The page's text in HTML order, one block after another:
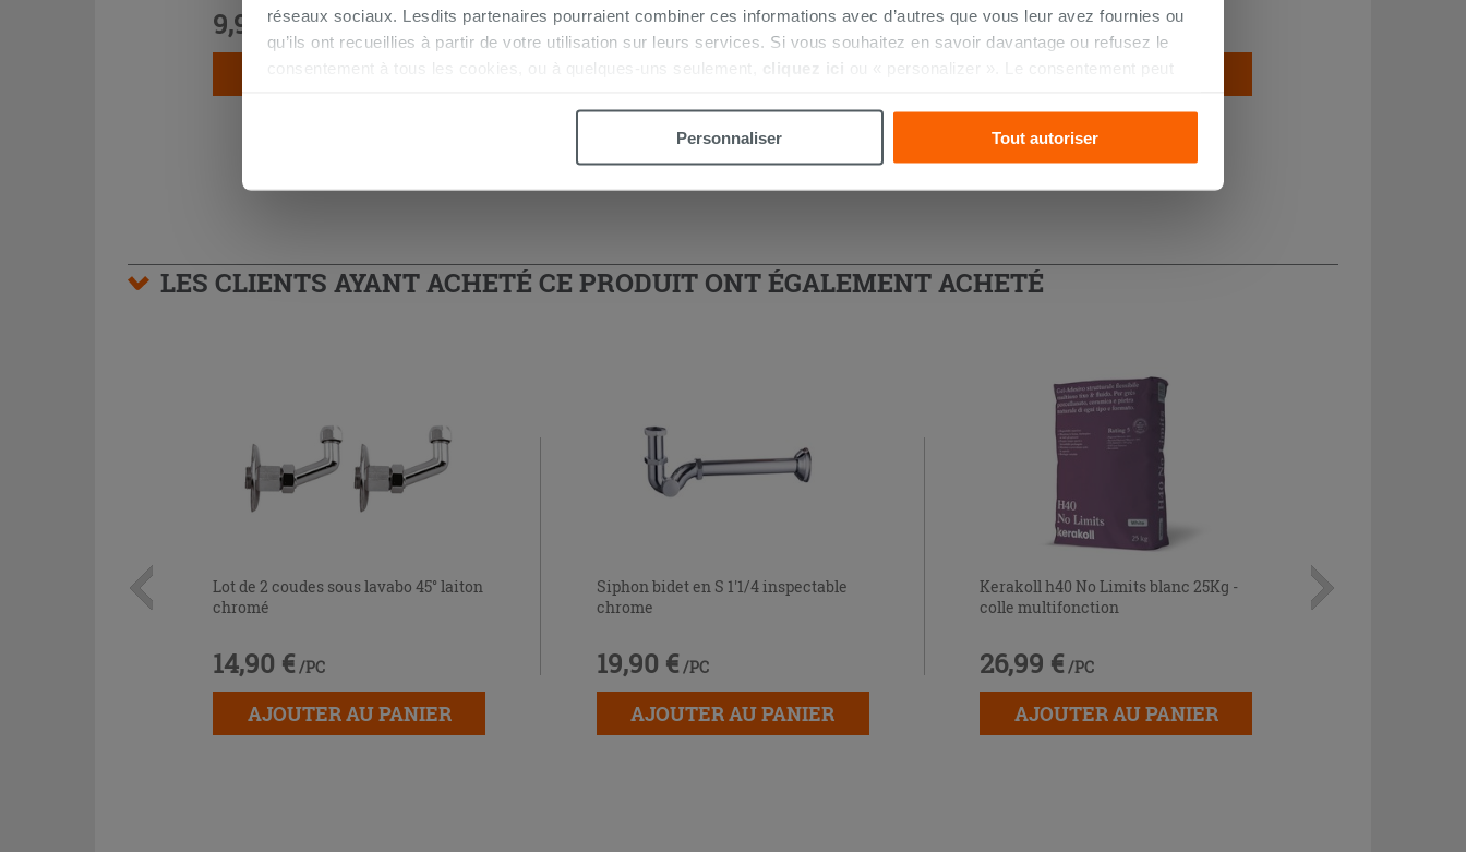
réseaux sociaux. Lesdits partenaires pourraient combiner ces informations avec d’autres que vous leur avez fournies ou
qu’ils ont recueillies à partir de votre utilisation sur leurs services. Si vous souhaitez en savoir davantage ou refusez le
consentement à tous les cookies, ou à quelques-uns seulement,
cliquez ici ou « personalizer ». Le consentement peut
Personnaliser
Tout autoriser
9,90 € /PC
AJOUTER AU PANIER
97,90 € /PC
Commandable en magasin ou via le
52,90 € /PC
LES CLIENTS AYANT ACHETÉ CE PRODUIT ONT ÉGALEMENT ACHETÉ
Lot de 2 coudes sous lavabo 45° laiton
chromé
14,90 € /PC
AJOUTER AU PANIER
Siphon bidet en S 1'1/4 inspectable
chrome
19,90 € /PC
AJOUTER AU PANIER
Kerakoll h40 No Limits blanc 25Kg -
colle multifonction
26,99 € /PC
AJOUTER AU PANIER